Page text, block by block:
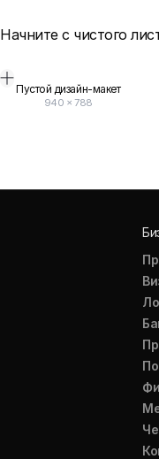
Начните с чистого
Пустой дизайн-макет
940 × 788